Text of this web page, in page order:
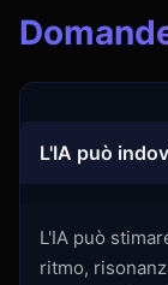
L'IA può
L'IA può
ritmo,